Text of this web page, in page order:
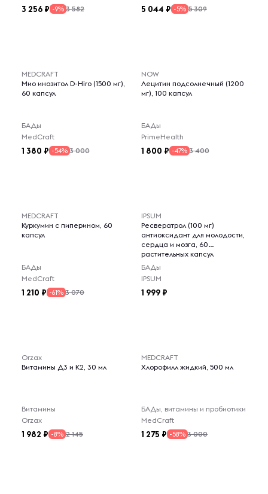
3 256 -9% 3 582 5 044 -5% 5 309
MEDCRAFT
Мио инозитол D-Hiro (1500 мг),
60 капсул
БАДы
MedCraft
1 380 -54% 3 000
NOW
Лецитин подсолнечный (1200
мг), 100 капсул
БАДы
PrimeHealth
1 800 -47% 3 400
MEDCRAFT
Куркумин с пиперином, 60
капсул
БАДы
MedCraft
1 210 -61% 3 070
IPSUM
Ресвератрол (100 мг)
антиоксидант для молодости,
сердца и мозга, 60
растительных капсул
БАДы
IPSUM
1 999
Orzax
Витамины Д3 и К2, 30 мл
Витамины
Orzax
1 982 -8% 2 145
MEDCRAFT
Хлорофилл жидкий, 500 мл
БАДы, витамины и пробиотики
MedCraft
1 275 -58% 3 000